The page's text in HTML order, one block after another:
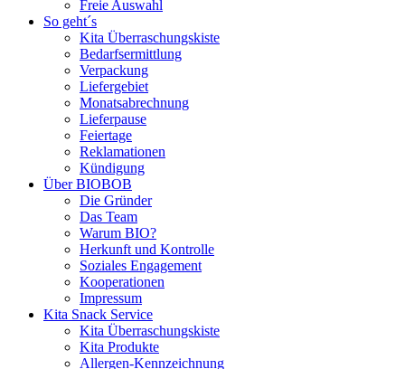
Freie Auswahl
So geht´s
Kita Überraschungskiste
Bedarfsermittlung
Verpackung
Liefergebiet
Monatsabrechnung
Lieferpause
Feiertage
Reklamationen
Kündigung
Über BIOBOB
Die Gründer
Das Team
Warum BIO?
Herkunft und Kontrolle
Soziales Engagement
Kooperationen
Impressum
Kita Snack Service
Kita Überraschungskiste
Kita Produkte
Allergen-Kennzeichnung